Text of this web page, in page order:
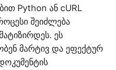
Python ან cURL
შეიძლება
ეს
მარტივ და ეფექტურ